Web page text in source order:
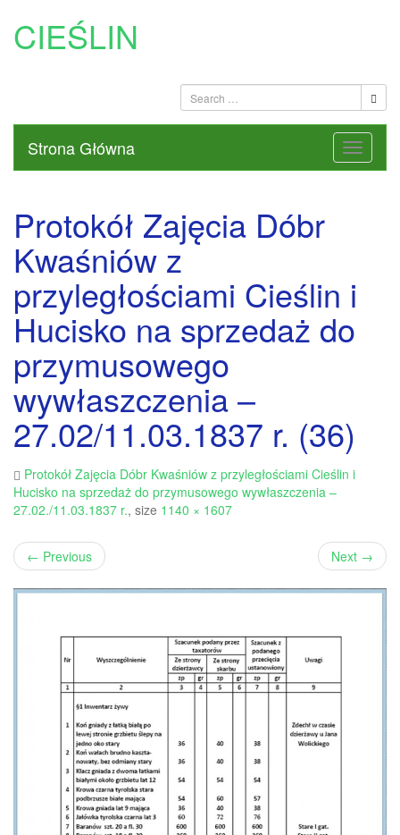
CIEŚLIN
Strona Główna
Protokół Zajęcia Dóbr
Kwaśniów z
przyległościami Cieślin i
Hucisko na sprzedaż do
przymusowego
wywłaszczenia –
27.02/11.03.1837 r. (36)
Protokół Zajęcia Dóbr Kwaśniów z przyległościami Cieślin i
Hucisko na sprzedaż do przymusowego wywłaszczenia –
27.02./11.03.1837 r., size 1140 × 1607
← Previous Next →